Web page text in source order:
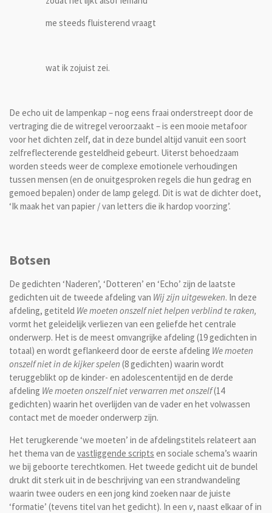
me steeds fluisterend vraagt
wat ik zojuist zei.
De echo uit de lampenkap – nog eens fraai onderstreept door de
vertraging die de witregel veroorzaakt – is een mooie metafoor
voor het dichten zelf, dat in deze bundel altijd vanuit een soort
zelfreflecterende gesteldheid gebeurt. Uiterst behoedzaam
worden steeds weer de complexe emotionele verhoudingen
tussen mensen (en de onuitgesproken regels die hun gedrag en
gemoed bepalen) onder de lamp gelegd. Dit is wat de dichter doet,
‘Ik maak het van papier / van letters die ik hardop voorzing’.
Botsen
De gedichten ‘Naderen’, ‘Dotteren’ en ‘Echo’ zijn de laatste
gedichten uit de tweede afdeling van Wij zijn uitgeweken. In deze
afdeling, getiteld We moeten onszelf niet helpen verblind te raken,
vormt het geleidelijk verliezen van een geliefde het centrale
onderwerp. Het is de meest omvangrijke afdeling (19 gedichten in
totaal) en wordt geflankeerd door de eerste afdeling We moeten
onszelf niet in de kijker spelen (8 gedichten) waarin wordt
teruggeblikt op de kinder- en adolescententijd en de derde
afdeling We moeten onszelf niet verwarren met onszelf(14
gedichten) waarin het overlijden van de vader en het volwassen
contact met de moeder onderwerp zijn.
Het terugkerende ‘we moeten’ in de afdelingstitels relateert aan
het thema van de vastliggende scripts en sociale schema’s waarin
we bij geboorte terechtkomen. Het tweede gedicht uit de bundel
drukt dit sterk uit in de beschrijving van een strandwandeling
waarin twee ouders en een jong kind zoeken naar de juiste
‘formatie’ (tevens titel van het gedicht). In een v, naast elkaar of in